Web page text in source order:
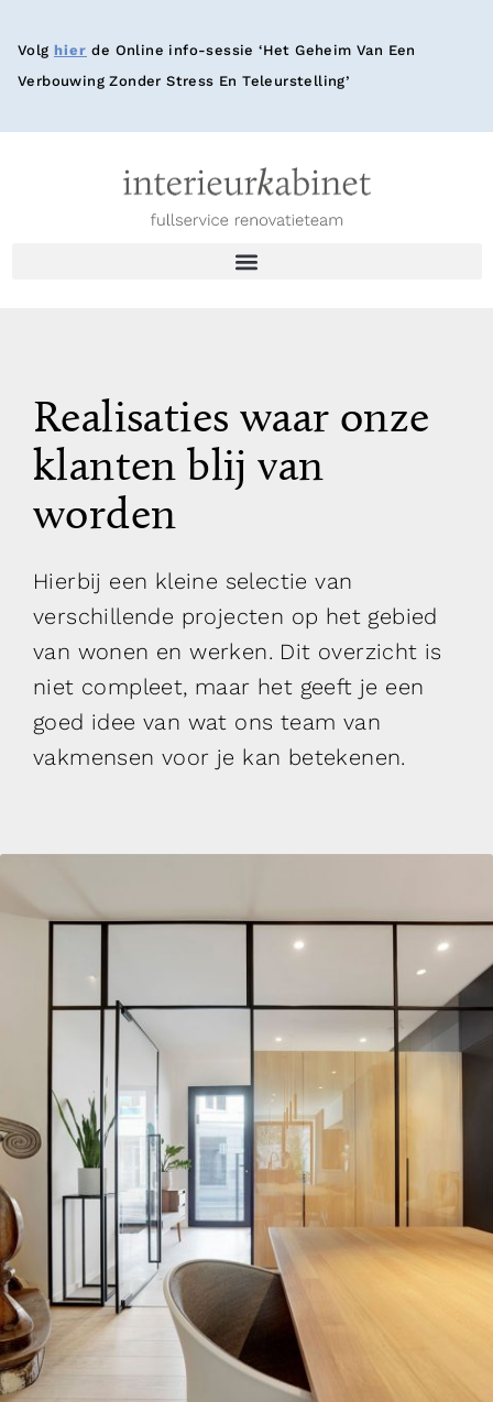
Volg hier de Online info-sessie ‘Het Geheim Van Een
Verbouwing Zonder Stress En Teleurstelling’
Realisaties waar onze
klanten blij van
worden
Hierbij een kleine selectie van
verschillende projecten op het gebied
van wonen en werken. Dit overzicht is
niet compleet, maar het geeft je een
goed idee van wat ons team van
vakmensen voor je kan betekenen.